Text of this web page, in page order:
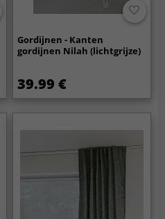
Gordijnen - Kanten
gordijnen Nilah (lichtgrijze)
39.99 €